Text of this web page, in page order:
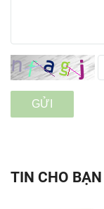
GỬI
TIN CHO BẠN